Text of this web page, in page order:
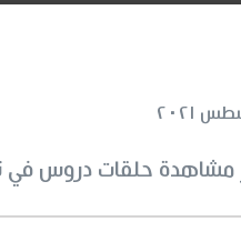
حلقات دروس في